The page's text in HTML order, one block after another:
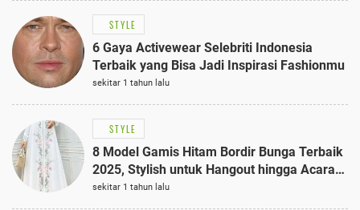
STYLE
6 Gaya Activewear Selebriti Indonesia
Terbaik yang Bisa Jadi Inspirasi Fashionmu
sekitar 1 tahun lalu
STYLE
8 Model Gamis Hitam Bordir Bunga Terbaik
2025, Stylish untuk Hangout hingga Acara
Semi-Formal
sekitar 1 tahun lalu